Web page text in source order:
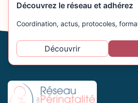
Découvrez le réseau et adhérez
Coordination, actus, protocoles,
Découvrir